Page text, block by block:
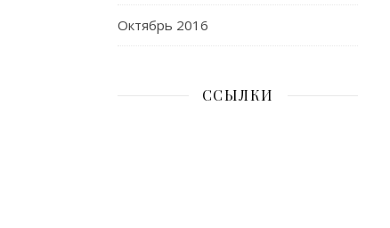
Октябрь 2016
ССЫЛКИ